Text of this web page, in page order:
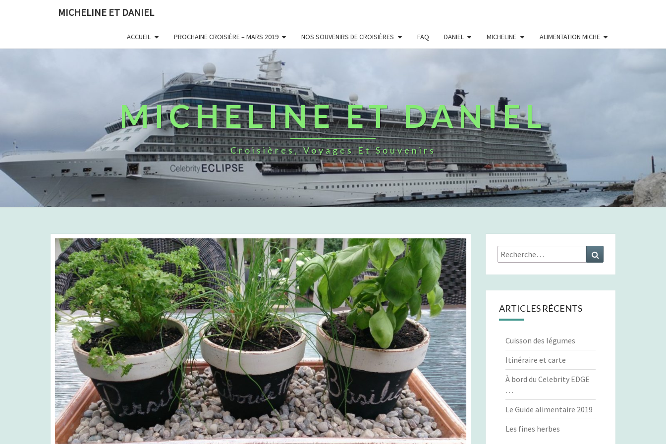
MICHELINE ET DANIEL
ACCUEIL PROCHAINE CROISIÈRE – MARS 2019 NOS SOUVENIRS DE CROISIÈRES FAQ DANIEL MICHELINE ALIMENTATION MICHE
MICHELINE ET DANIEL
Croisières, Voyages Et Souvenirs
Rechercher :
ARTICLES RÉCENTS
Cuisson des légumes
Itinéraire et carte
À bord du Celebrity EDGE
…
Le Guide alimentaire 2019
Les fines herbes